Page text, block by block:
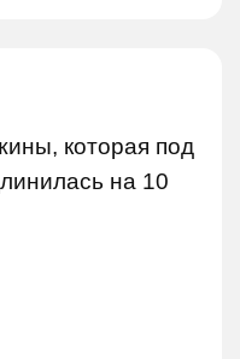
которая под
на 10